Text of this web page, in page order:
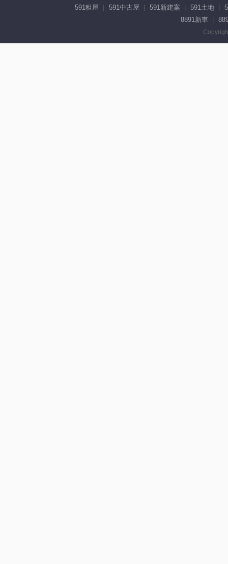
591租屋 591中古屋 591新建案 591土地
8891新車